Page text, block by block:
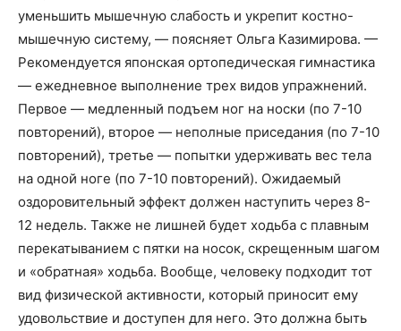
уменьшить мышечную слабость и укрепит костно-
мышечную систему, — поясняет Ольга Казимирова. —
Рекомендуется японская ортопедическая гимнастика
— ежедневное выполнение трех видов упражнений.
Первое — медленный подъем ног на носки (по 7-10
повторений), второе — неполные приседания (по 7-10
повторений), третье — попытки удерживать вес тела
на одной ноге (по 7-10 повторений). Ожидаемый
оздоровительный эффект должен наступить через 8-
12 недель. Также не лишней будет ходьба с плавным
перекатыванием с пятки на носок, скрещенным шагом
и «обратная» ходьба. Вообще, человеку подходит тот
вид физической активности, который приносит ему
удовольствие и доступен для него. Это должна быть